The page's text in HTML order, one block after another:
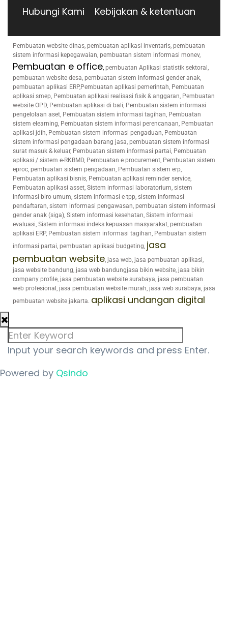
Hubungi Kami Kebijakan & ketentuan
Pembuatan website dinas, pembuatan aplikasi inventaris, pembuatan
sistem informasi kepegawaian, pembuatan sistem informasi monev,
Pembuatan e office, pembuatan Aplikasi statistik sektoral,
pembuatan website desa, pembuatan sistem informasi gender anak,
pembuatan aplikasi ERP,Pembuatan aplikasi pemerintah, Pembuatan
aplikasi smep, Pembuatan aplikasi realisasi fisik & anggaran, Pembuatan
website OPD, Pembuatan aplikasi di bali, Pembuatan sistem informasi
pengelolaan aset, Pembuatan sistem informasi tagihan, Pembuatan
sistem elearning, Pembuatan sistem informasi perencanaan, Pembuatan
aplikasi jdih, Pembuatan sistem informasi pengaduan, Pembuatan
sistem informasi pengadaan barang jasa, pembuatan sistem informasi
surat masuk & keluar, Pembuatan sistem informasi partai, Pembuatan
aplikasi / sistem e-RKBMD, Pembuatan e procurement, Pembuatan sistem
eproc, pembuatan sistem pengadaan, Pembuatan sistem erp,
Pembuatan aplikasi bisnis, Pembuatan aplikasi reminder service,
Pembuatan aplikasi asset, Sistem informasi laboratorium, sistem
informasi biro umum, sistem informasi e-tpp, sistem informasi
pendaftaran, sistem informasi pengawasan, pembuatan sistem informasi
gender anak (siga), Sistem informasi kesehatan, Sistem informasi
evaluasi, Sistem informasi indeks kepuasan masyarakat, pembuatan
aplikasi ERP, Pembuatan sistem informasi tagihan, Pembuatan sistem
informasi partai, pembuatan aplikasi budgeting, jasa
pembuatan website, jasa web, jasa pembuatan aplikasi,
jasa website bandung, jasa web bandungjasa bikin website, jasa bikin
company profile, jasa pembuatan website surabaya, jasa pembuatan
web profesional, jasa pembuatan website murah, jasa web surabaya, jasa
pembuatan website jakarta. aplikasi undangan digital
Input your search keywords and press Enter.
Powered by Qsindo